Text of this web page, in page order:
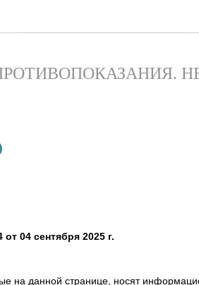
от 04 сентября 2025 г.
на данной странице, носят